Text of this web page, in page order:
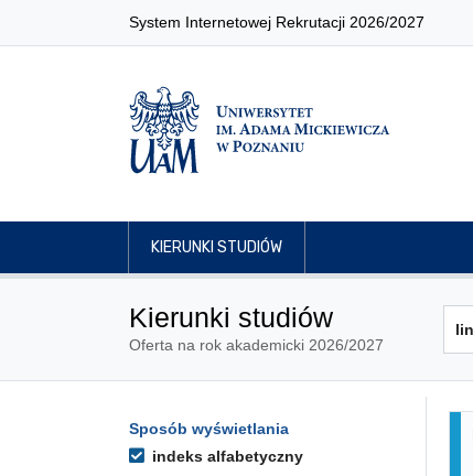
System Internetowej Rekrutacji 2026/2027
KIERUNKI STUDIÓW
Kierunki studiów
Oferta na rok akademicki 2026/2027
Opcje filtrowania kierunków
Przejdź do listy kierunków
Sposób wyświetlania
indeks alfabetyczny